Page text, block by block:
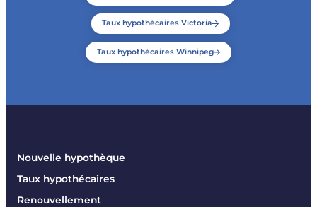
Taux hypothécaires Victoria
Taux hypothécaires Winnipeg
Nouvelle hypothèque
Taux hypothécaires
Renouvellement